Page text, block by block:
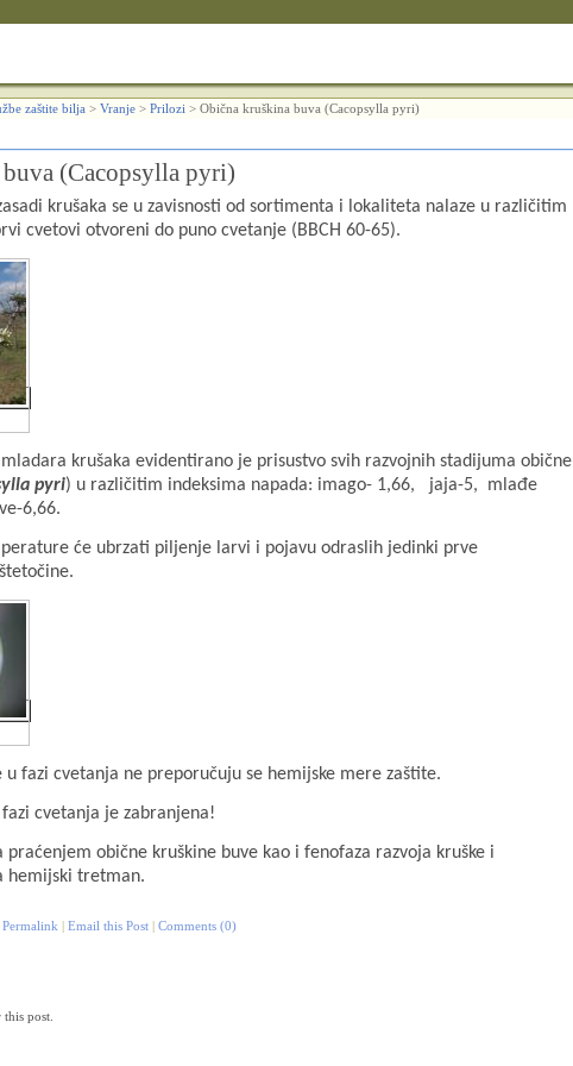
zaštite bilja > Vranje > Prilozi > Obična kruškina buva (Cacopsylla pyri)
(Cacopsylla pyri)
krušaka se u zavisnosti od sortimenta i lokaliteta nalaze u različitim
cvetovi otvoreni do puno cvetanje (BBCH 60-65).
krušaka evidentirano je prisustvo svih razvojnih stadijuma obične
pyri) u različitim indeksima napada: imago- 1,66, jaja-5,
mlađe
6,66.
će ubrzati piljenje larvi i pojavu odraslih jedinki prve
u fazi cvetanja ne preporučuju se hemijske mere zaštite.
cvetanja je zabranjena!
praćenjem obične kruškine buve kao i fenofaza razvoja kruške i
hemijski tretman.
Permalink Email this Post Comments (0)
post.